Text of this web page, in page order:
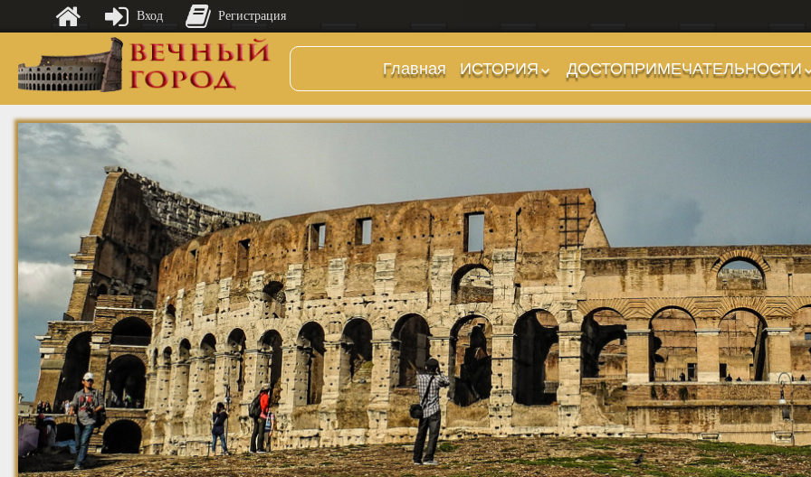
Главная
ИСТОРИЯ
Предыстория
Царский период
(509-265 гг до н.э.)
Поздняя Республика
(264-27 гг до н.э.)
Империя. Принципат
(27 г до н.э. — 284 г
н.э.)
Империя. Доминат
(284-476 гг)
Темные Века. Готы
Темные Века.
Экзархат
Средневековье
Возрождение и
Барокко
ДОСТОПРИМЕЧАТЕЛЬНОСТИ
Холмы и остров.
Районы
Стадионы, Термы
Музеи
Дохристианские
храмы
Христианские храмы,
базилики etc.
Дворцы
Арки, колонны и
обелиски
Фонтаны
Вход Регистрация